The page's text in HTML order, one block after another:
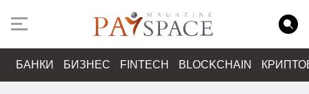
БАНКИ БИЗНЕС FINTECH BLOCKCHAIN